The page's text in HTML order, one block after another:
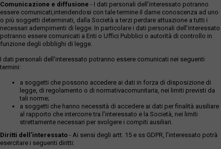
Comunicazione e diffusione - I dati personali dell’interessato potranno
essere comunicati,intendendosi con tale termine il darne conoscenza ad uno
o più soggetti determinati, dalla Società a terzi perdare attuazione a tutti i
necessari adempimenti di legge. In particolare i dati personali dell’interessato
potranno essere comunicati a Enti o Uffici Pubblici o autorità di controllo in
funzione degli obblighi di legge.
I dati personali dell’interessato potranno essere comunicati nei seguenti
termini:
a soggetti che possono accedere ai dati in forza di disposizione di
legge, di regolamento o di normativacomunitaria, nei limiti previsti da
tali norme;
a soggetti che hanno necessità di accedere ai dati per finalità ausiliare
al rapporto che intercorre tra l’interessato e la Società, nei limiti
strettamente necessari per svolgere i compiti ausiliari.
Diritti dell’interessato - Ai sensi degli artt. 15 e ss GDPR, l’interessato potrà
esercitare i seguenti diritti: